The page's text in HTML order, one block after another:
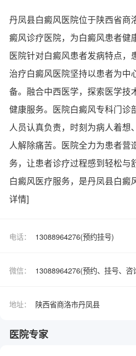
丹凤县白癜风医院位于陕西省商
癜风诊疗医院，为白癜风患者健
医院针对白癜风患者发病特点，
治疗白癜风医院坚持以患者为中
备。融合中西医学，探索医学技
健康服务。医院白癜风专科门诊
人员认真负责，时刻为病人着想
人解除痛苦。医院全力为患者营
务，让患者诊疗过程感到轻松与
白癜风医疗服务，是丹凤县白癜
详情]
电话： 13088964276(预约挂号)
微信： 13088964276(预约、挂号、咨
地址： 陕西省商洛市丹凤县
医院专家